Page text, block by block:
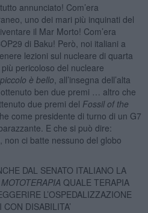
annunciato! Com’era
uno dei mari più inquinati del
il Mar Morto! Com’era
di Baku! Però, noi italiani a
lezioni sul nucleare di quarta
pericoloso del nucleare
piccolo è bello , all’insegna dell’alta
ben due premi … altro che
due premi del Fossil of the
come presidente di turno di un G7
E che si può dire:
ci batte nessuno del globo
DAL SENATO ITALIANO LA
MOTOTERAPIA QUALE TERAPIA
L’OSPEDALIZZAZIONE
DISABILITA’